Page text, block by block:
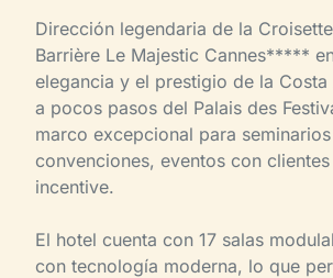
Dirección legendaria de la
Barrière Le Majestic Cannes*****
elegancia y el prestigio de la Costa
a pocos pasos del Palais des
marco excepcional para
convenciones, eventos con
incentive.
El hotel cuenta con 17 salas
con tecnología moderna, lo que